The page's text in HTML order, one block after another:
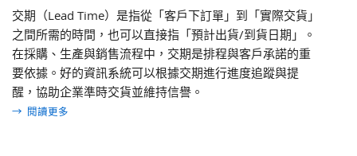
交期（Lead Time）是指從「客戶下訂單」到「實際交貨」
之間所需的時間，也可以直接指「預計出貨/到貨日期」。
在採購、生產與銷售流程中，交期是排程與客戶承諾的重
要依據。好的資訊系統可以根據交期進行進度追蹤與提
醒，協助企業準時交貨並維持信譽。
→ 閱讀更多